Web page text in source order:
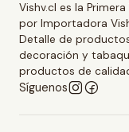
Vishv.cl es la
por Importadora
Detalle de
decoración y
productos de
Síguenos